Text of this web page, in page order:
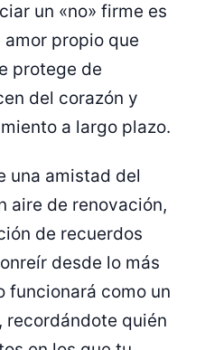
un «no» firme es
propio que
protege de
del corazón y
a largo plazo.
una amistad del
aire de renovación,
de recuerdos
desde lo más
funcionará como un
recordándote quién